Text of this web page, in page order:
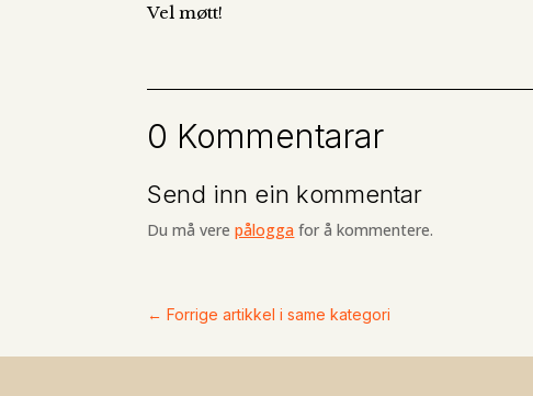
Vel møtt!
0 Kommentarar
Send inn ein kommentar
Du må verepålogga for å kommentere.
←Forrige artikkel i same kategori